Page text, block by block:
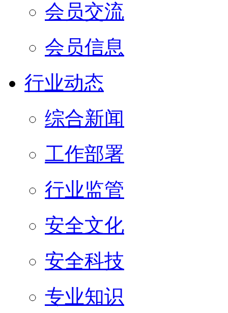
会员交流
会员信息
行业动态
综合新闻
工作部署
行业监管
安全文化
安全科技
专业知识